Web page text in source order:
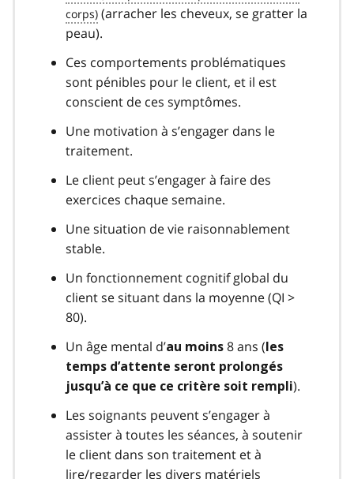
(arracher les cheveux, se gratter la
peau).
Ces comportements problématiques
sont pénibles pour le client, et il est
conscient de ces symptômes.
Une motivation à s’engager dans le
traitement.
Le client peut s’engager à faire des
exercices chaque semaine.
Une situation de vie raisonnablement
stable.
Un fonctionnement cognitif global du
client se situant dans la moyenne (QI >
80).
Un âge mental d’au moins 8 ans (les
temps d’attente seront prolongés
jusqu’à ce que ce critère soit rempli).
Les soignants peuvent s’engager à
assister à toutes les séances, à soutenir
le client dans son traitement et à
lire/regarder les divers matériels